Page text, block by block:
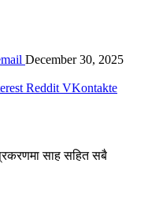
December 30, 2025
Reddit VKontakte
साह सहित सबै